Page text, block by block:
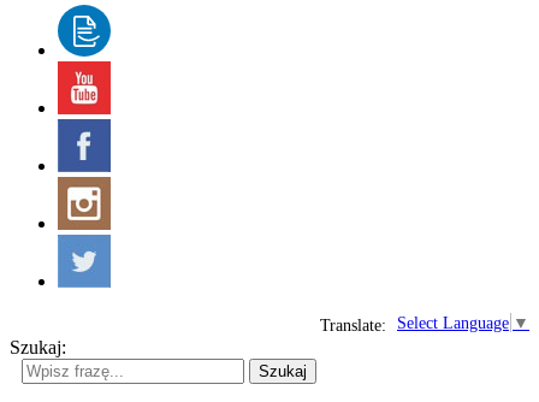
Select Language ▼
Translate:
Szukaj:
Szukaj